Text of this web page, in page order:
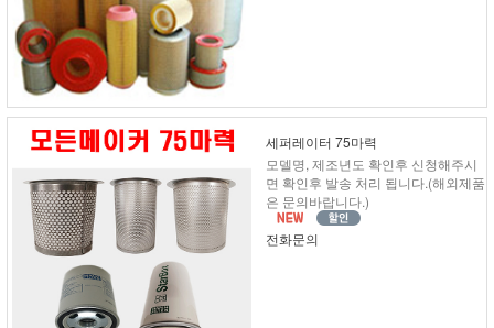
세퍼레이터 75마력
모델명, 제조년도 확인후 신청해주시
면 확인후 발송 처리 됩니다.(해외제품
은 문의바랍니다.)
전화문의